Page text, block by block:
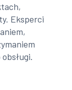
Eksperci